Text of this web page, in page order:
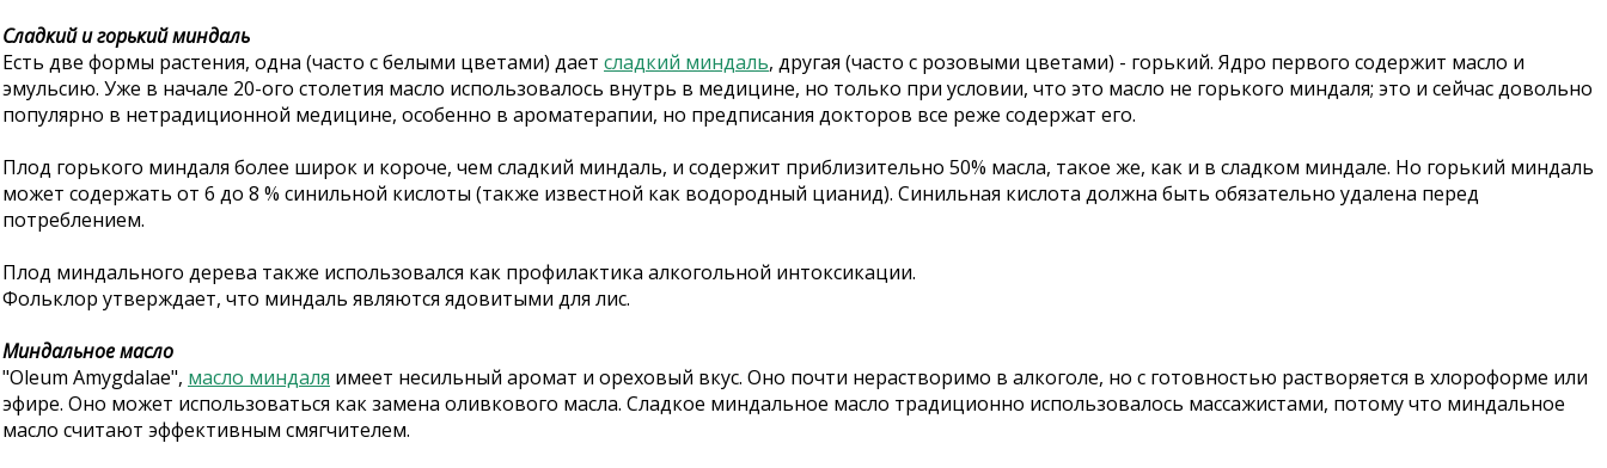
Сладкий и горький миндаль
Есть две формы растения, одна (часто с белыми цветами) дает сладкий миндаль, другая (часто с розовыми цветами) - горький. Ядро первого содержит масло и
эмульсию. Уже в начале 20-ого столетия масло использовалось внутрь в медицине, но только при условии, что это масло не горького миндаля; это и сейчас довольно
популярно в нетрадиционной медицине, особенно в ароматерапии, но предписания докторов все реже содержат его.
Плод горького миндаля более широк и короче, чем сладкий миндаль, и содержит приблизительно 50% масла, такое же, как и в сладком миндале. Но горький миндаль
может содержать от 6 до 8 % синильной кислоты (также известной как водородный цианид). Синильная кислота должна быть обязательно удалена перед
потреблением.
Плод миндального дерева также использовался как профилактика алкогольной интоксикации.
Фольклор утверждает, что миндаль являются ядовитыми для лис.
Миндальное масло
"Oleum Amygdalae", масло миндаля имеет несильный аромат и ореховый вкус. Оно почти нерастворимо в алкоголе, но с готовностью растворяется в хлороформе или
эфире. Оно может использоваться как замена оливкового масла. Сладкое миндальное масло традиционно использовалось массажистами, потому что миндальное
масло считают эффективным смягчителем.